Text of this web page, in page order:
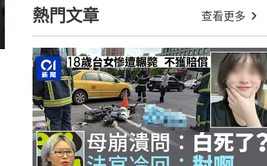
熱門文章 查看更多